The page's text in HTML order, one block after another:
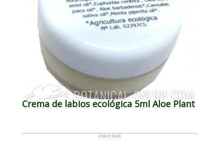
Crema de labios ecológica 5ml Aloe Plant